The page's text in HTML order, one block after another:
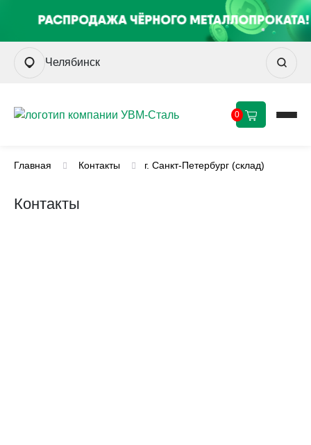
Челябинск
0
Главная Контакты г. Санкт-Петербург (склад)
Контакты